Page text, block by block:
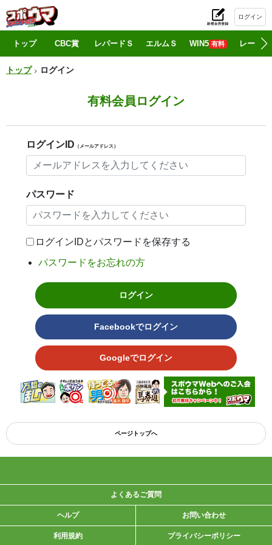
ログイン
トップ CBC賞 レパードＳ エルムＳ WIN5 有料 レース
トップ ログイン
有料会員ログイン
ログインID （メールアドレス）
パスワード
ログインIDとパスワードを保存する
パスワードをお忘れの方
ログイン
Facebookでログイン
Googleでログイン
ページトップへ
よくあるご質問
ヘルプ お問い合わせ
利用規約 プライバシーポリシー